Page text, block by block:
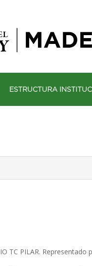
ESTRUCTURA
TC PILAR.